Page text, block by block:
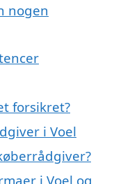
nogen
forsikret?
i Voel
i Voel og